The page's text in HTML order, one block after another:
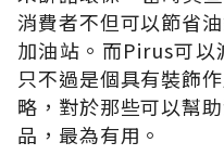
消費者不但可以節省
加油站。而Pirus可以
只不過是個具有裝飾
略，對於那些可以幫
品，最為有用。